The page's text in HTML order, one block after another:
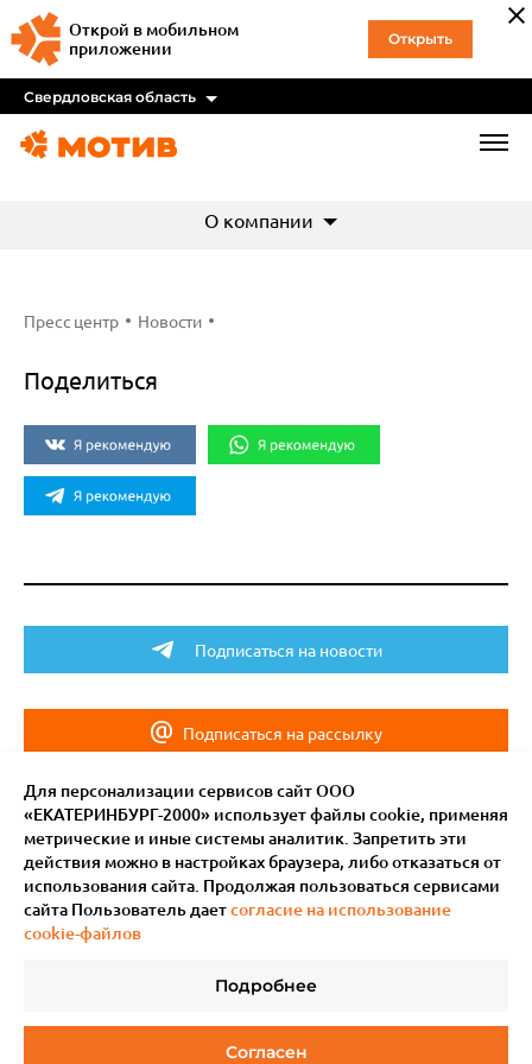
Открой в мобильном
приложении
Открыть
Свердловская область
Пресс центр Новости
Поделиться
Подписаться на новости
Подписаться на рассылку
О компании
Подробнее
Согласен
Для персонализации сервисов сайт ООО
«ЕКАТЕРИНБУРГ-2000» использует файлы сookie, применяя
метрические и иные системы аналитик. Запретить эти
действия можно в настройках браузера, либо отказаться от
использования сайта. Продолжая пользоваться сервисами
сайта Пользователь даетсогласие на использование
cookie-файлов